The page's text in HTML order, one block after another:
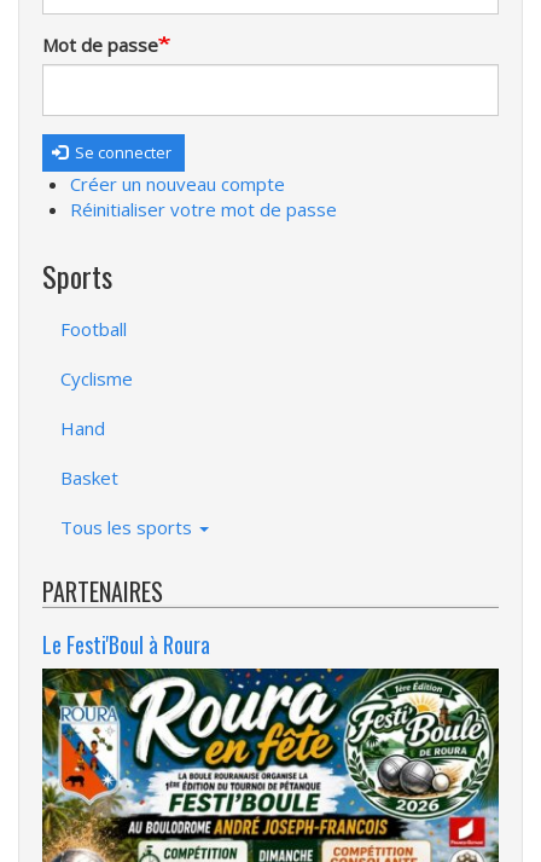
Mot de passe
Se connecter
Créer un nouveau compte
Réinitialiser votre mot de passe
Sports
Football
Cyclisme
Hand
Basket
Tous les sports
PARTENAIRES
Le Festi'Boul à Roura